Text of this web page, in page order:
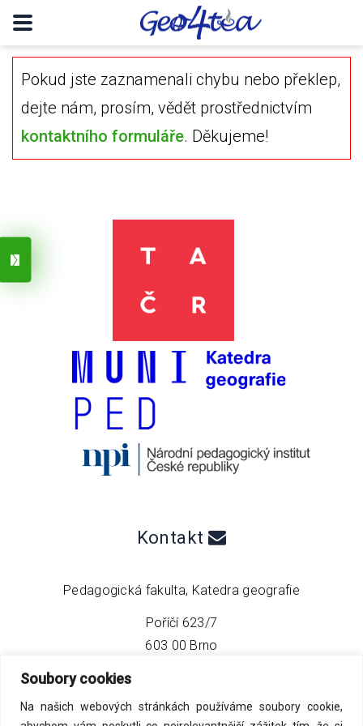
Soubory cookies
Na našich webových stránkách používáme soubory cookie,
Pokud jste zaznamenali chybu nebo překlep,
dejte nám, prosím, vědět prostřednictvím
kontaktního formuláře. Děkujeme!
Kontakt
Pedagogická fakulta, Katedra geografie
Poříčí 623/7
603 00 Brno
telefon:
email:info@geo4tea.com